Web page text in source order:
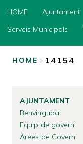
HOME
Ajuntament
El
Serveis
Municipals
Tràmits
NextGenerationEU
HOME Ajuntament
Serveis Municipals
HOME 14154
AJUNTAMENT
Benvinguda
Equip de govern
Àrees de Govern